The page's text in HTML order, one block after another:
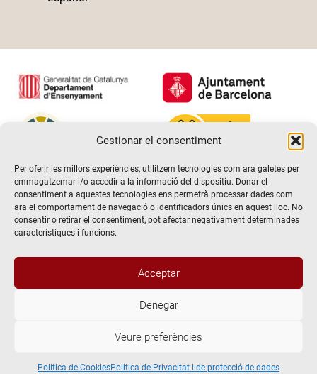
Gestionar el consentiment
Per oferir les millors experiències, utilitzem tecnologies com ara galetes per
emmagatzemar i/o accedir a la informació del dispositiu. Donar el
consentiment a aquestes tecnologies ens permetrà processar dades com
ara el comportament de navegació o identificadors únics en aquest lloc. No
consentir o retirar el consentiment, pot afectar negativament determinades
característiques i funcions.
Acceptar
Denegar
Veure preferències
Politica de CookiesPolitica de Privacitat i de protecció de dades
@2026 Escola de teatre El Timbal. Tots els drets reservats
Avís Legal
Politica de Cookies